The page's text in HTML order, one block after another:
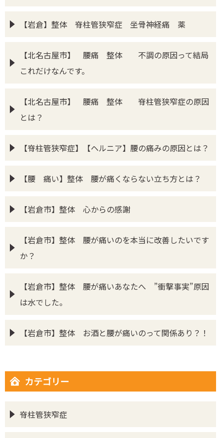
【岩倉】整体 脊柱管狭窄症 坐骨神経痛 薬
【北名古屋市】 腰痛 整体 不調の原因って結局
これだけなんです。
【北名古屋市】 腰痛 整体 脊柱管狭窄症の原因
とは？
【脊柱管狭窄症】【ヘルニア】腰の痛みの原因とは？
【腰 痛い】整体 腰が痛くならない立ち方とは？
【岩倉市】整体 心からの感謝
【岩倉市】整体 腰が痛いのを本当に改善したいです
か？
【岩倉市】整体 腰が痛いあなたへ ”衝撃事実”原因
は水でした。
【岩倉市】整体 お酒と腰が痛いのって関係あり？！
カテゴリー
脊柱管狭窄症